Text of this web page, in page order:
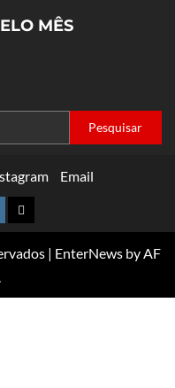
MÊS
Email
| EnterNewsby AF